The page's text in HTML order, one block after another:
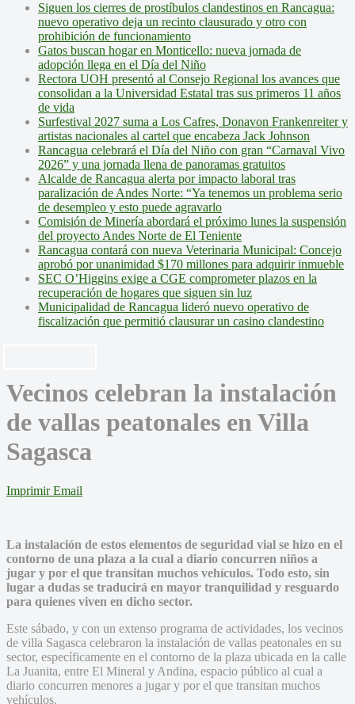
Siguen los cierres de prostíbulos clandestinos en Rancagua:
nuevo operativo deja un recinto clausurado y otro con
prohibición de funcionamiento
Gatos buscan hogar en Monticello: nueva jornada de
adopción llega en el Día del Niño
Rectora UOH presentó al Consejo Regional los avances que
consolidan a la Universidad Estatal tras sus primeros 11 años
de vida
Surfestival 2027 suma a Los Cafres, Donavon Frankenreiter y
artistas nacionales al cartel que encabeza Jack Johnson
Rancagua celebrará el Día del Niño con gran “Carnaval Vivo
2026” y una jornada llena de panoramas gratuitos
Alcalde de Rancagua alerta por impacto laboral tras
paralización de Andes Norte: “Ya tenemos un problema serio
de desempleo y esto puede agravarlo
Comisión de Minería abordará el próximo lunes la suspensión
del proyecto Andes Norte de El Teniente
Rancagua contará con nueva Veterinaria Municipal: Concejo
aprobó por unanimidad $170 millones para adquirir inmueble
SEC O’Higgins exige a CGE comprometer plazos en la
recuperación de hogares que siguen sin luz
Municipalidad de Rancagua lideró nuevo operativo de
fiscalización que permitió clausurar un casino clandestino
Vecinos celebran la instalación
de vallas peatonales en Villa
Sagasca
Imprimir Email
La instalación de estos elementos de seguridad vial se hizo en el
contorno de una plaza a la cual a diario concurren niños a
jugar y por el que transitan muchos vehículos. Todo esto, sin
lugar a dudas se traducirá en mayor tranquilidad y resguardo
para quienes viven en dicho sector.
Este sábado, y con un extenso programa de actividades, los vecinos
de villa Sagasca celebraron la instalación de vallas peatonales en su
sector, específicamente en el contorno de la plaza ubicada en la calle
La Juanita, entre El Mineral y Andina, espacio público al cual a
diario concurren menores a jugar y por el que transitan muchos
vehículos.